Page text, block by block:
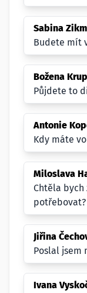
Sabina
Budete mít
Božena
Půjdete to
Antonie
Kdy máte
Miloslava
Chtěla
potřebovat?
Jiřina
Poslal jsem
Ivana